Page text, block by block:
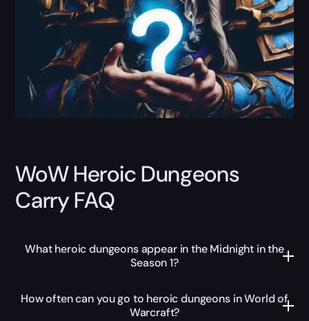
WoW Heroic Dungeons
Carry FAQ
What heroic dungeons appear in the Midnight in the
Season 1?
How often can you go to heroic dungeons in World of
Warcraft?